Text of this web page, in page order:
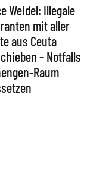
Weidel: Illegale
mit aller
aus Ceuta
– Notfalls
Raum